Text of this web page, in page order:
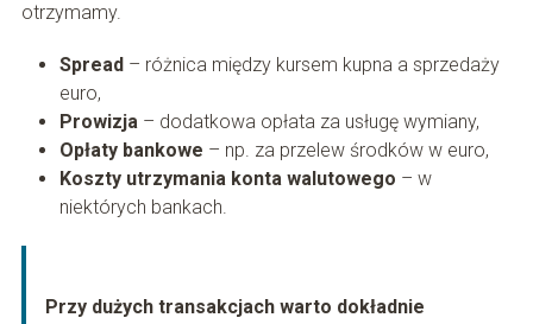
otrzymamy.
Spread– różnica między kursem kupna a sprzedaży
euro,
Prowizja– dodatkowa opłata za usługę wymiany,
Opłaty bankowe – np. za przelew środków w euro,
Koszty utrzymania konta walutowego – w
niektórych bankach.
Przy dużych transakcjach warto dokładnie